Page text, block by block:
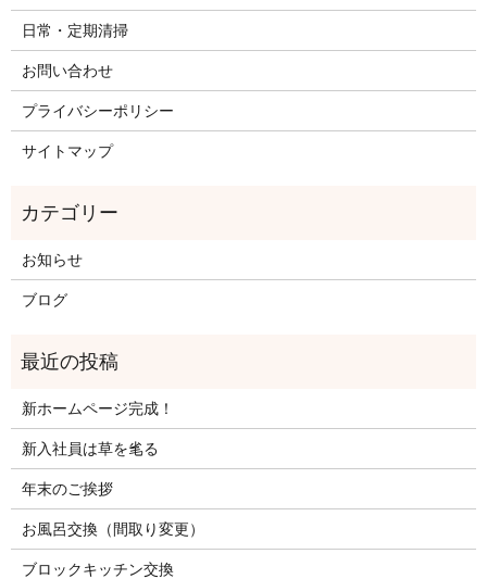
日常・定期清掃
お問い合わせ
プライバシーポリシー
サイトマップ
お知らせ
ブログ
新ホームページ完成！
新入社員は草を毟る
年末のご挨拶
お風呂交換（間取り変更）
ブロックキッチン交換